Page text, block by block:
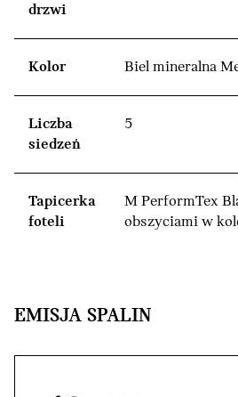
drzwi
Kolor Biel mineralna
Liczba
siedzeń
5
Tapicerka
foteli
M PerformTex
obszyciami w
EMISJA SPALIN